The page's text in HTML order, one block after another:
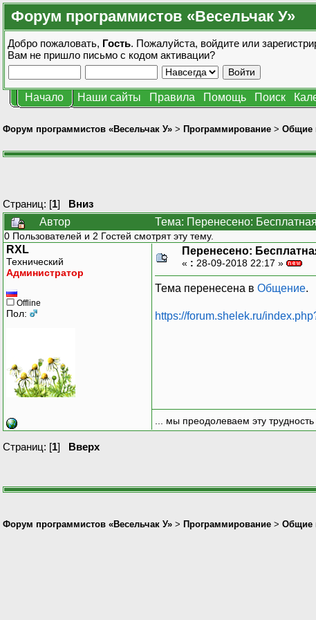
Форум программистов «Весельчак У»
Добро пожаловать, Гость. Пожалуйста, войдите или
Вам не пришло письмо с кодом активации?
Начало Наши сайты Правила Помощь Поиск
Форум программистов «Весельчак У» > Программирование > Общие
Страниц: [1] Вниз
Автор
Тема: Перенесено:
0 Пользователей и 2 Гостей смотрят эту тему.
RXL
Технический
Администратор
Offline
Пол:
Перенесено:
« : 28-09-2018 22:17 »
Тема перенесена в Общение.
https://forum.shelek.ru/
... мы преодолеваем эту
Страниц: [1] Вверх
Форум программистов «Весельчак У» > Программирование > Общие